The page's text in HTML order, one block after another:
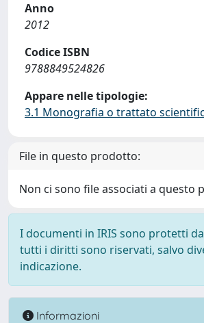
Anno
2012
Codice ISBN
9788849524826
Appare nelle tipologie:
3.1 Monografia o trattato
File in questo prodotto:
Non ci sono file associati a questo
I documenti in IRIS sono protetti
tutti i diritti sono riservati, salvo
indicazione.
Informazioni